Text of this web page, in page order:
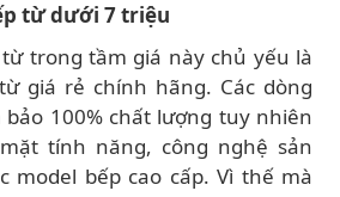
từ dưới 7 triệu
trong tầm giá này chủ yếu là
giá rẻ chính hãng. Các dòng
100% chất lượng tuy nhiên
tính năng, công nghệ sản
model bếp cao cấp. Vì thế mà